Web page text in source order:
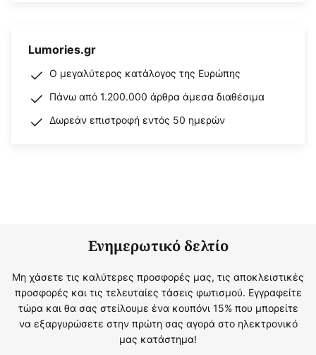
Lumories.gr
Ο μεγαλύτερος κατάλογος της Ευρώπης
Πάνω από 1.200.000 άρθρα άμεσα διαθέσιμα
Δωρεάν επιστροφή εντός 50 ημερών
Ενημερωτικό δελτίο
Μη χάσετε τις καλύτερες προσφορές μας, τις αποκλειστικές
προσφορές και τις τελευταίες τάσεις φωτισμού. Εγγραφείτε
τώρα και θα σας στείλουμε ένα κουπόνι 15% που μπορείτε
να εξαργυρώσετε στην πρώτη σας αγορά στο ηλεκτρονικό
μας κατάστημα!